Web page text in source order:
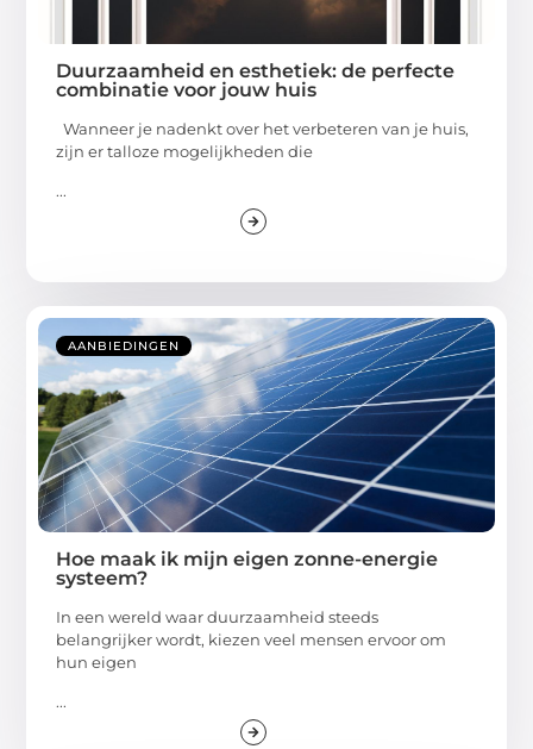
Duurzaamheid en esthetiek: de perfecte
combinatie voor jouw huis
Wanneer je nadenkt over het verbeteren van je huis,
zijn er talloze mogelijkheden die
...
AANBIEDINGEN
Hoe maak ik mijn eigen zonne-energie
systeem?
In een wereld waar duurzaamheid steeds
belangrijker wordt, kiezen veel mensen ervoor om
hun eigen
...